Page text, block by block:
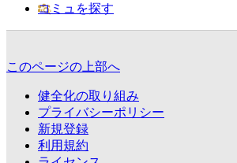
コミュを探す
このページの上部へ
健全化の取り組み
プライバシーポリシー
新規登録
利用規約